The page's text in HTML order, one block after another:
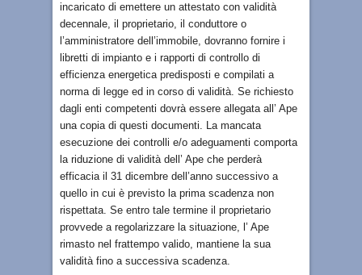
incaricato di emettere un attestato con validità
decennale, il proprietario, il conduttore o
l’amministratore dell’immobile, dovranno fornire i
libretti di impianto e i rapporti di controllo di
efficienza energetica predisposti e compilati a
norma di legge ed in corso di validità. Se richiesto
dagli enti competenti dovrà essere allegata all’ Ape
una copia di questi documenti. La mancata
esecuzione dei controlli e/o adeguamenti comporta
la riduzione di validità dell’ Ape che perderà
efficacia il 31 dicembre dell’anno successivo a
quello in cui è previsto la prima scadenza non
rispettata. Se entro tale termine il proprietario
provvede a regolarizzare la situazione, l’ Ape
rimasto nel frattempo valido, mantiene la sua
validità fino a successiva scadenza.